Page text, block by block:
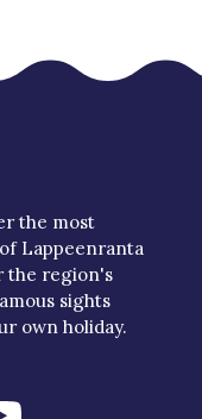
the most
Lappeenranta
the region's
sights
own holiday.